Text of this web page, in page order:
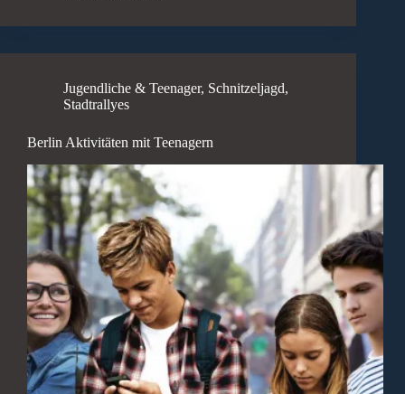
Jugendliche & Teenager, Schnitzeljagd,
Stadtrallyes
Berlin Aktivitäten mit Teenagern